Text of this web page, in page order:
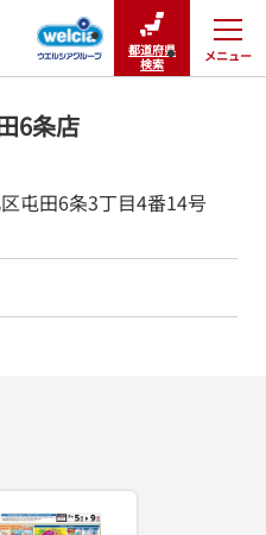
都道府県
検索
メニュー
閉じる
6条店
屯田6条3丁目4番14号